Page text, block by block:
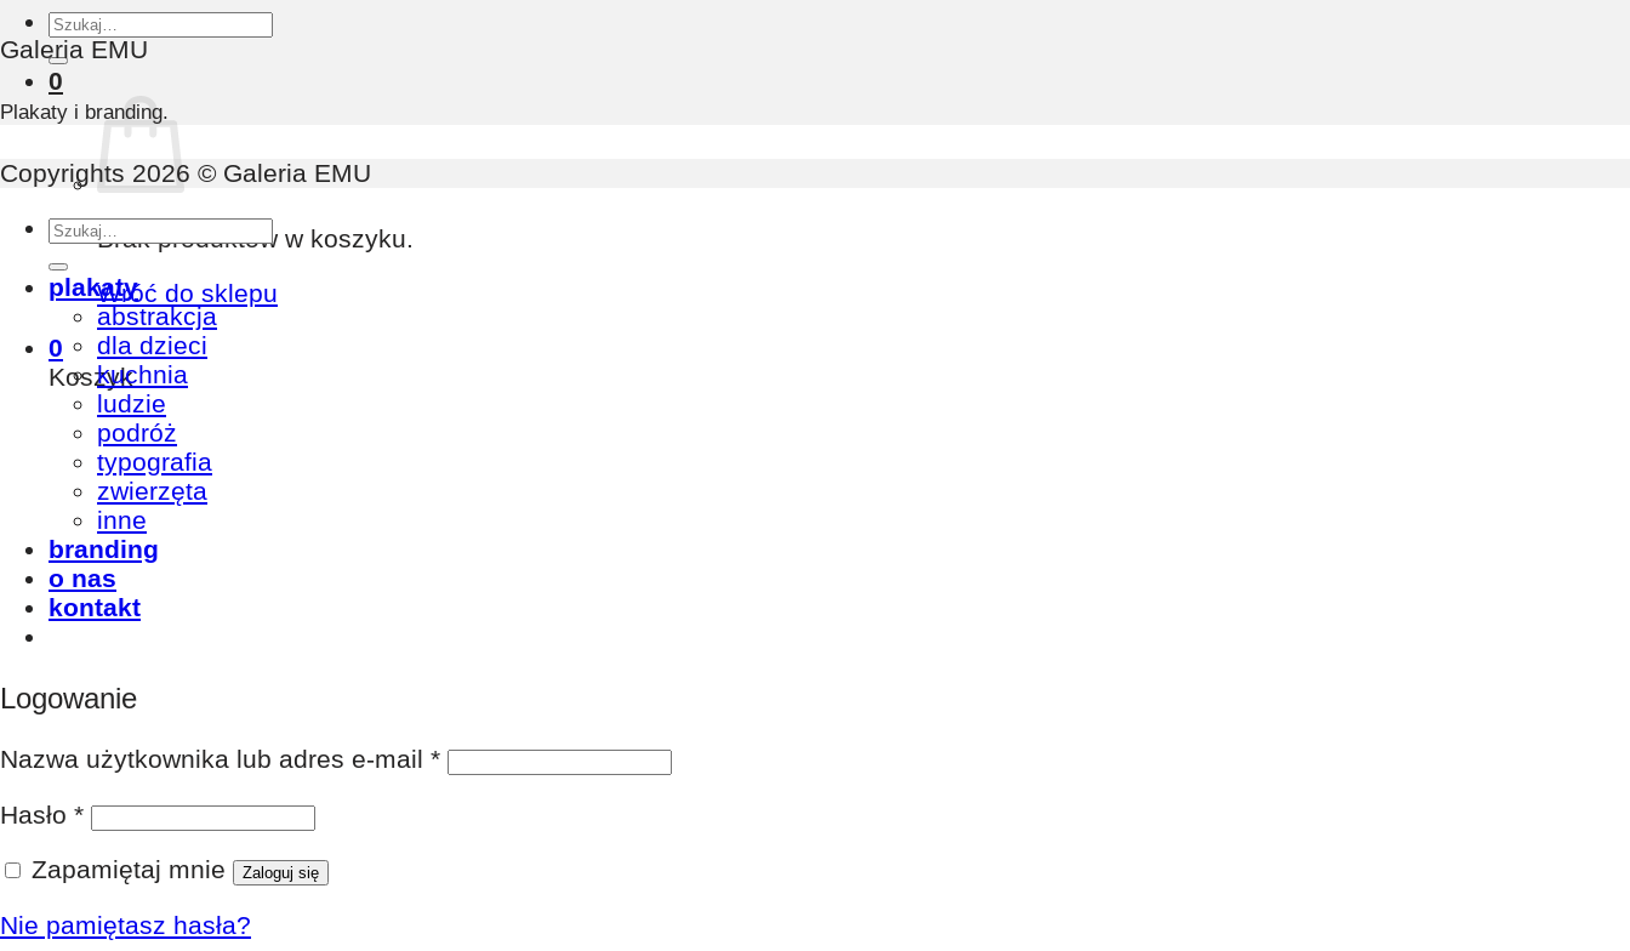
Szukaj:
0
Brak produktów w koszyku.
Wróć do sklepu
0
Koszyk
Galeria EMU
Plakaty i branding.
Copyrights 2026 © Galeria EMU
Szukaj:
plakaty
abstrakcja
dla dzieci
kuchnia
ludzie
podróż
typografia
zwierzęta
inne
branding
o nas
kontakt
Logowanie
Nazwa użytkownika lub adres e-mail *
Hasło *
Zapamiętaj mnie
Zaloguj się
Nie pamiętasz hasła?